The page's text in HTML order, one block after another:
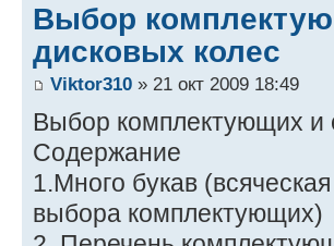
Выбор
дисковых колес
Viktor310 » 21 окт 2009 18:49
Выбор комплектующих и
Содержание
1.Много букав
выбора комплектующих)